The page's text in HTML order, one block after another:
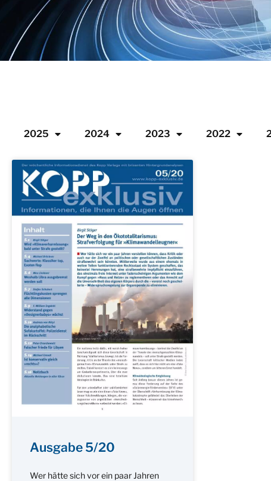
2025 2024 2023 2022
Ausgabe 5/20
Wer hätte sich vor ein paar Jahren